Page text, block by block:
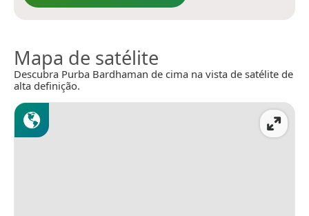
Mapa de satélite
Descubra Purba Bardhaman de cima na vista de satélite de
alta definição.